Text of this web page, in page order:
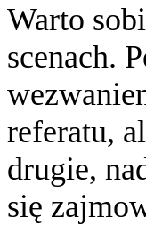
Warto
scenach.
referatu,
drugie,
się